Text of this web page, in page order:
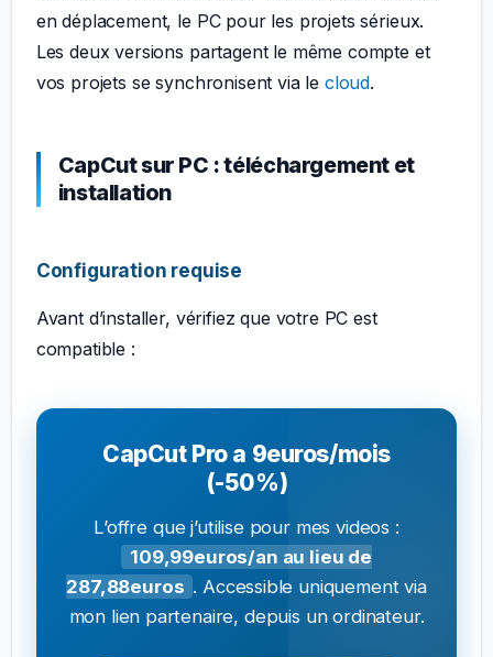
en déplacement, le PC pour les projets sérieux.
Les deux versions partagent le même compte et
vos projets se synchronisent via le cloud.
CapCut sur PC : téléchargement et
installation
Configuration requise
Avant d’installer, vérifiez que votre PC est
compatible :
CapCut Pro a 9euros/mois
(-50%)
L’offre que j’utilise pour mes videos :
109,99euros/an au lieu de
287,88euros . Accessible uniquement via
mon lien partenaire, depuis un ordinateur.